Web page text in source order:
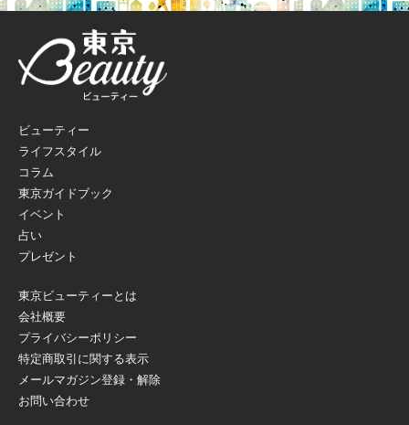
ビューティー
ライフスタイル
コラム
東京ガイドブック
イベント
占い
プレゼント
東京ビューティーとは
会社概要
プライバシーポリシー
特定商取引に関する表示
メールマガジン登録・解除
お問い合わせ